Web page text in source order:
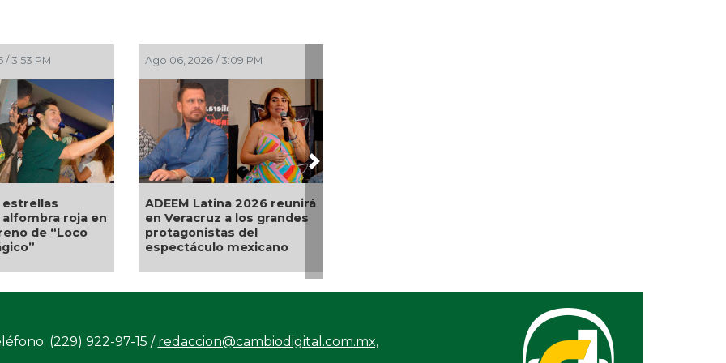
06, 2026 / 10:01 AM
meses en cuidados
“la gente venía
despedirse”, revela Phil
Ago 05, 2026 / 9:40 AM
Melanie Martinez, la
cantante que presentará
su gira Hades: The
Sacrifice en México
Next
(229) 922-97-15 / redaccion@cambiodigital.com.mx,